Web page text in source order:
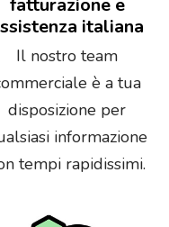
italiana
Il nostro team
è a tua
disposizione per
informazione
tempi rapidissimi.